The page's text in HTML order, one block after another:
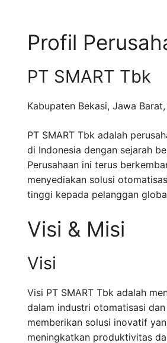
Profil
PT SMART Tbk
Kabupaten Bekasi, Jawa Barat,
PT SMART Tbk adalah
di Indonesia dengan sejarah
Perusahaan ini terus
menyediakan solusi
tinggi kepada pelanggan
Visi & Misi
Visi
Visi PT SMART Tbk adalah
dalam industri otomatisasi
memberikan solusi inovatif
meningkatkan produktivitas